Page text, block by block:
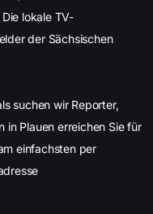
lokale TV-
der Sächsischen
suchen wir Reporter,
in Plauen erreichen Sie für
einfachsten per